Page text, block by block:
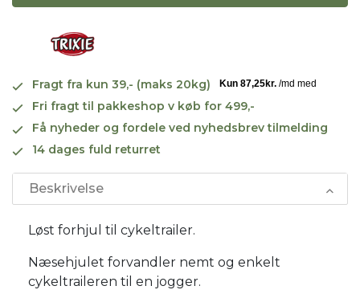
Fragt fra kun 39,- (maks 20kg)
Fri fragt til pakkeshop v køb for 499,-
Få nyheder og fordele ved nyhedsbrev tilmelding
14 dages fuld returret
Beskrivelse
Løst forhjul til cykeltrailer.
Næsehjulet forvandler nemt og enkelt
cykeltraileren til en jogger.